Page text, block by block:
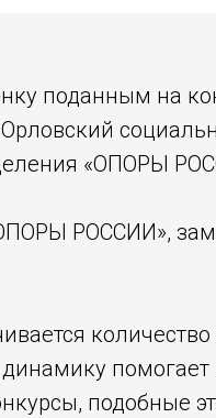
поданным на
«ОПОРЫ
РОССИИ»,
подобные